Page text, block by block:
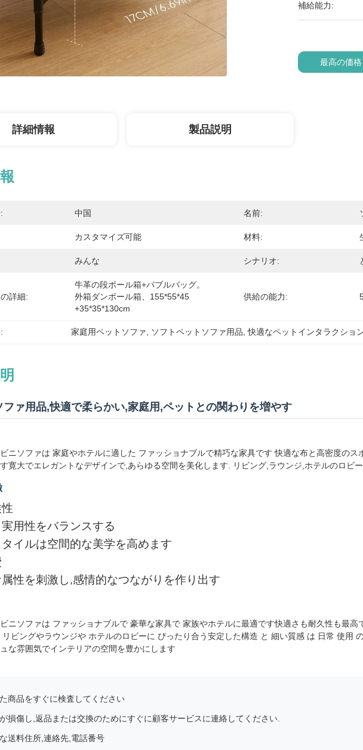
補給能力:
最高の価
詳細情報 製品説明
中国 名前:
カスタマイズ可能 材料:
みんな シナリオ:
詳細:
牛革の段ボール箱+バブルバッグ。
外箱ダンボール箱、155*55*45
+35*35*130cm
供給の能力:
家庭用ペットソファ ソフトペットソファ用品 , 快適なペットインタラクショ
ファ用品,快適で柔らかい,家庭用,ペットとの関わりを増やす
ニソファは 家庭やホテルに適した ファッショナブルで精巧な家具です 快適な布と高密度の
寛大でエレガントなデザインで,あらゆる空間を美化します. リビング,ラウンジ,ホテルのロビー
用性をバランスする
イルは空間的な美学を高めます
性を刺激し,感情的なつながりを作り出す
ニソファは ファッショナブルで 豪華な家具で 家族やホテルに最適です快適さも耐久性も最
ビングやラウンジや ホテルのロビーに ぴったり合う安定した構造 と 細い質感 は 日常 使用
な雰囲気でインテリアの空間を豊かにします
商品をすぐに検査してください
損傷し,返品または交換のためにすぐに顧客サービスに連絡してください.
送料住所,連絡先,電話番号